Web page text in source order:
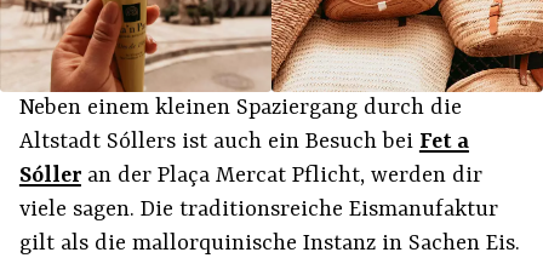
Neben einem kleinen Spaziergang durch die
Altstadt Sóllers ist auch ein Besuch bei Fet a
Sólleran der Plaça Mercat Pflicht, werden dir
viele sagen. Die traditionsreiche Eismanufaktur
gilt als die mallorquinische Instanz in Sachen Eis.